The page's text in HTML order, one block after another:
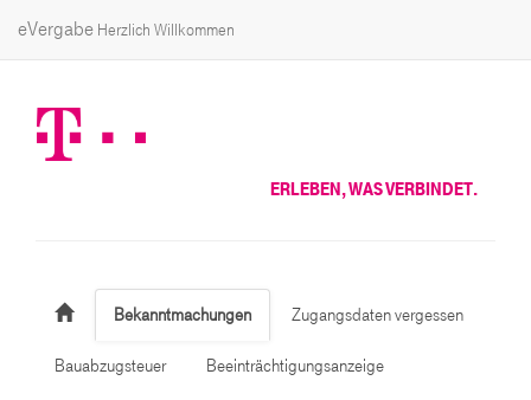
eVergabe Herzlich Willkommen
ERLEBEN, WAS VERBINDET.
Bekanntmachungen Zugangsdaten vergessen
Bauabzugsteuer Beeinträchtigungsanzeige